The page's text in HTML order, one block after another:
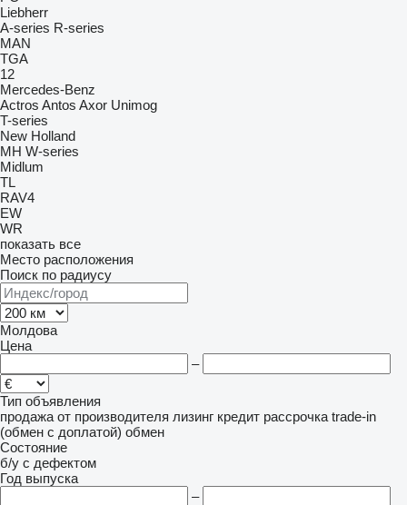
Liebherr
A-series R-series
MAN
TGA
12
Mercedes-Benz
Actros Antos Axor Unimog
T-series
New Holland
MH W-series
Midlum
TL
RAV4
EW
WR
показать все
Место расположения
Поиск по радиусу
Молдова
Цена
–
Тип объявления
продажа от производителя лизинг кредит рассрочка trade-in
(обмен с доплатой) обмен
Состояние
б/у с дефектом
Год выпуска
–